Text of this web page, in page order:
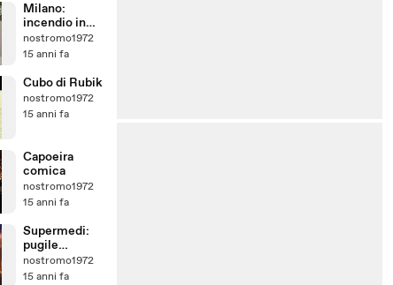
Milano:
incendio in
viale Fulvio
Testi
nostromo1972
15 anni fa
Cubo di Rubik
nostromo1972
15 anni fa
Capoeira
comica
nostromo1972
15 anni fa
Supermedi:
pugile
aggredisce il
giudice di gara
nostromo1972
15 anni fa